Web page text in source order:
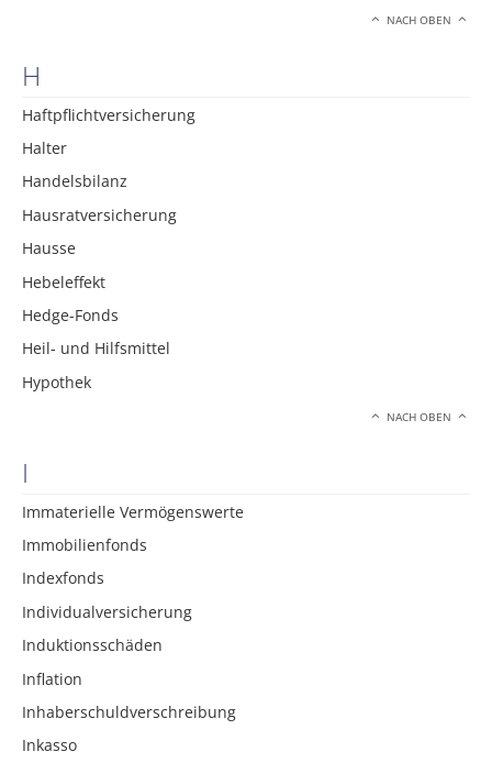
NACH OBEN
H
Haftpflichtversicherung
Halter
Handelsbilanz
Hausratversicherung
Hausse
Hebeleffekt
Hedge-Fonds
Heil- und Hilfsmittel
Hypothek
NACH OBEN
I
Immaterielle Vermögenswerte
Immobilienfonds
Indexfonds
Individualversicherung
Induktionsschäden
Inflation
Inhaberschuldverschreibung
Inkasso